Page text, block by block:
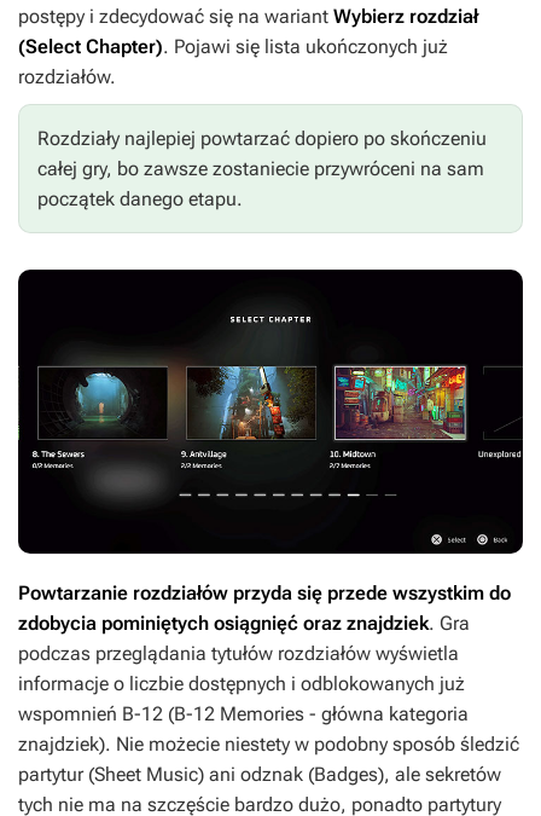
postępy i zdecydować się na wariant Wybierz rozdział
(Select Chapter). Pojawi się lista ukończonych już
rozdziałów.
Rozdziały najlepiej powtarzać dopiero po skończeniu
całej gry, bo zawsze zostaniecie przywróceni na sam
początek danego etapu.
Powtarzanie rozdziałów przyda się przede wszystkim do
zdobycia pominiętych osiągnięć oraz znajdziek. Gra
podczas przeglądania tytułów rozdziałów wyświetla
informacje o liczbie dostępnych i odblokowanych już
wspomnień B-12 (B-12 Memories - główna kategoria
znajdziek). Nie możecie niestety w podobny sposób śledzić
partytur (Sheet Music) ani odznak (Badges), ale sekretów
tych nie ma na szczęście bardzo dużo, ponadto partytury